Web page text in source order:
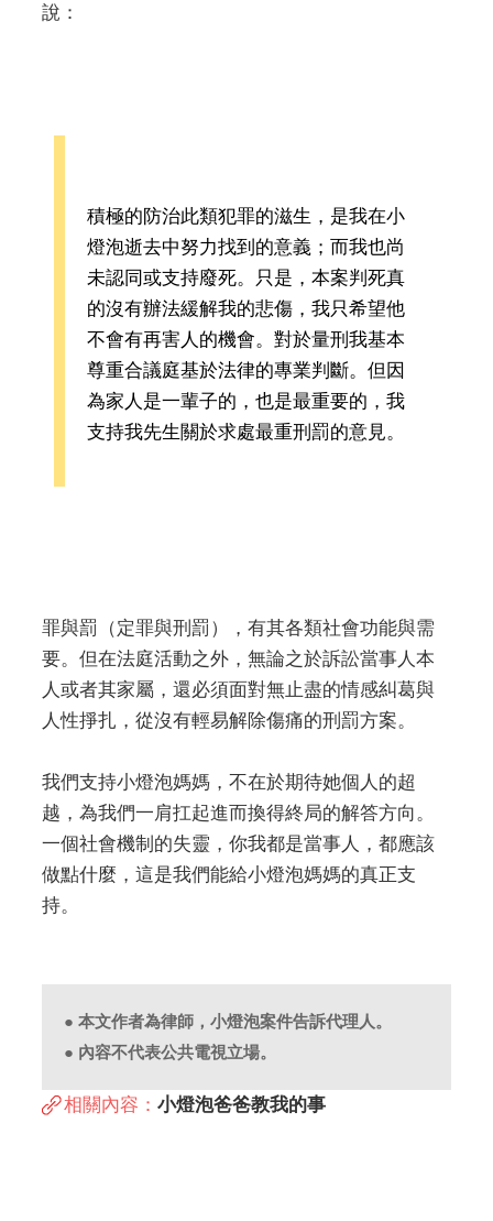
說：
積極的防治此類犯罪的滋生，是我在小
燈泡逝去中努力找到的意義；而我也尚
未認同或支持廢死。只是，本案判死真
的沒有辦法緩解我的悲傷，我只希望他
不會有再害人的機會。對於量刑我基本
尊重合議庭基於法律的專業判斷。但因
為家人是一輩子的，也是最重要的，我
支持我先生關於求處最重刑罰的意見。
罪與罰（定罪與刑罰），有其各類社會功能與需
要。但在法庭活動之外，無論之於訴訟當事人本
人或者其家屬，還必須面對無止盡的情感糾葛與
人性掙扎，從沒有輕易解除傷痛的刑罰方案。
我們支持小燈泡媽媽，不在於期待她個人的超
越，為我們一肩扛起進而換得終局的解答方向。
一個社會機制的失靈，你我都是當事人，都應該
做點什麼，這是我們能給小燈泡媽媽的真正支
持。
● 本文作者為律師，小燈泡案件告訴代理人。
● 內容不代表公共電視立場。
相關內容： 小燈泡爸爸教我的事